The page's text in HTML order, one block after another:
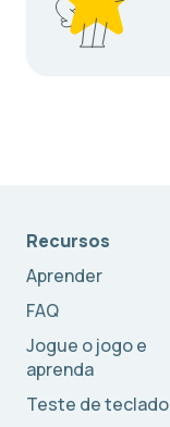
Recursos
Aprender
FAQ
Jogue o jogo e
aprenda
Teste de teclado